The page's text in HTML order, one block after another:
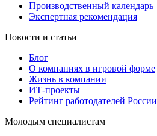
Производственный календарь
Экспертная рекомендация
Новости и статьи
Блог
О компаниях в игровой форме
Жизнь в компании
ИТ-проекты
Рейтинг работодателей России
Молодым специалистам